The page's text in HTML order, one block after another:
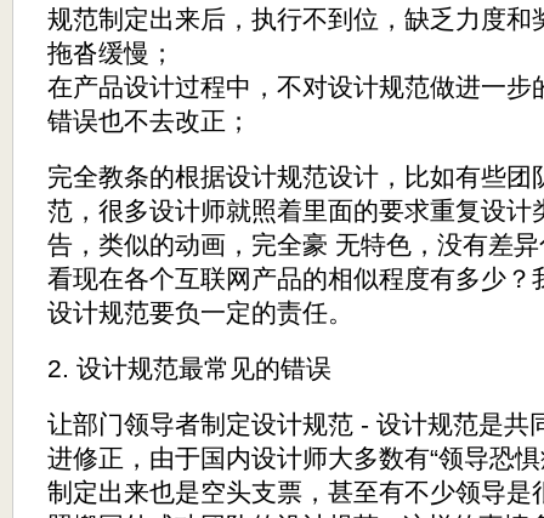
规范制定出来后，执行不到位，缺乏力度和
拖沓缓慢；
在产品设计过程中，不对设计规范做进一步
错误也不去改正；
完全教条的根据设计规范设计，比如有些团
范，很多设计师就照着里面的要求重复设计
告，类似的动画，完全豪 无特色，没有差
看现在各个互联网产品的相似程度有多少？
设计规范要负一定的责任。
2. 设计规范最常见的错误
让部门领导者制定设计规范 - 设计规范是共
进修正，由于国内设计师大多数有“领导恐
制定出来也是空头支票，甚至有不少领导是